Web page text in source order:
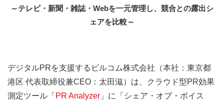
～テレビ・新聞・雑誌・Webを一元管理し、競合との露出シ
ェアを比較～
デジタルPRを支援するビルコム株式会社（本社：東京都
港区 代表取締役兼CEO：太田滋）は、クラウド型PR効果
測定ツール「 PR Analyzer 」に「シェア・オブ・ボイス